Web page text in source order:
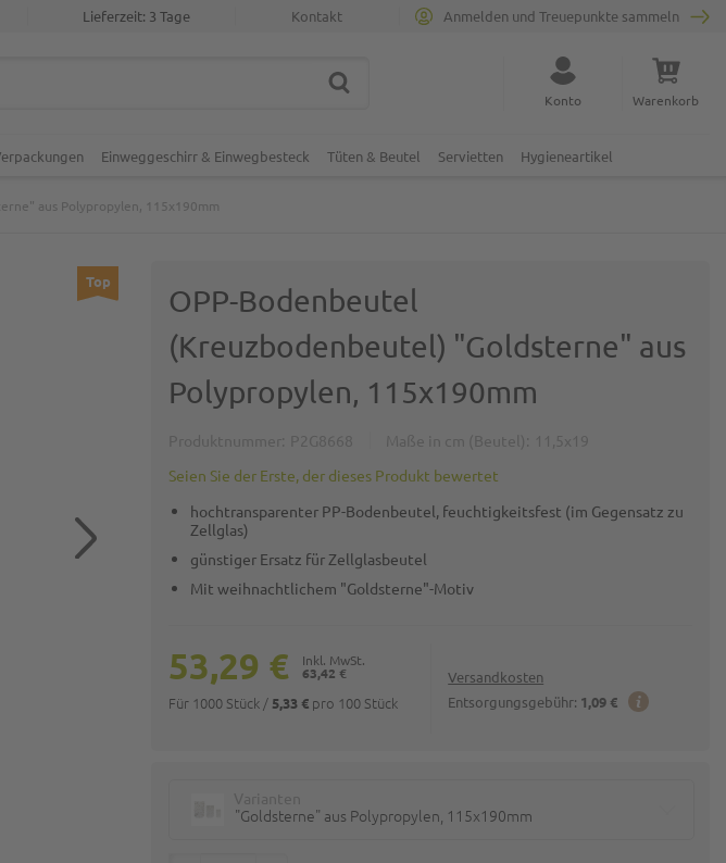
Kontakt
Lieferzeit: 3 Tage Anmelden und Treuepunkte sammeln
Suche schließen
SUCHE Konto Warenkorb
Einweggeschirr & Einwegbesteck Tüten & Beutel Servietten Hygieneartikel
aus Polypropylen, 115x190mm
Top
OPP-Bodenbeutel
(Kreuzbodenbeutel) "Goldsterne" aus
Polypropylen, 115x190mm
Seien Sie der Erste, der dieses Produkt bewertet
hochtransparenter PP-Bodenbeutel, feuchtigkeitsfest (im Gegensatz zu
Zellglas)
günstiger Ersatz für Zellglasbeutel
Mit weihnachtlichem "Goldsterne"-Motiv
Versandkosten
Entsorgungsgebühr: 1,09 €
63,42 €
53,29 €
Für 1000 Stück / 5,33 € pro 100 Stück
"Goldsterne" aus Polypropylen, 115x190mm